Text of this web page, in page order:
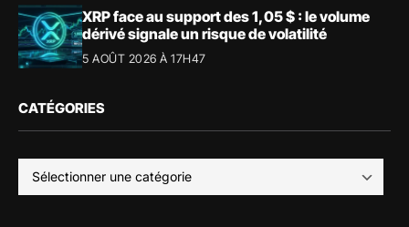
XRP face au support des 1,05 $ : le volume
dérivé signale un risque de volatilité
5 AOÛT 2026 À 17H47
CATÉGORIES